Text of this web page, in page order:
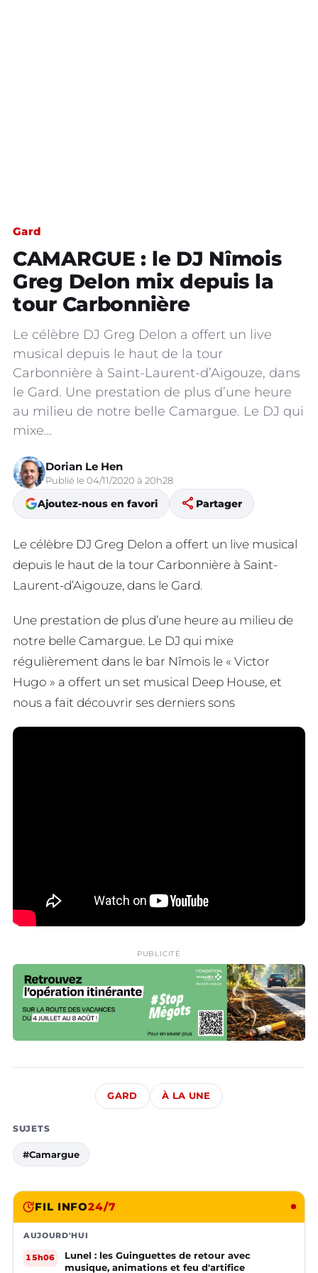
Gard
CAMARGUE : le DJ Nîmois
Greg Delon mix depuis la
tour Carbonnière
Le célèbre DJ Greg Delon a offert un live
musical depuis le haut de la tour
Carbonnière à Saint-Laurent-d’Aigouze, dans
le Gard. Une prestation de plus d’une heure
au milieu de notre belle Camargue. Le DJ qui
mixe…
Dorian Le Hen
Publié le 04/11/2020 à 20h28
Ajoutez-nous en favori share Partager
Le célèbre DJ Greg Delon a offert un live musical
depuis le haut de la tour Carbonnière à Saint-
Laurent-d’Aigouze, dans le Gard.
Une prestation de plus d’une heure au milieu de
notre belle Camargue. Le DJ qui mixe
régulièrement dans le bar Nîmois le « Victor
Hugo » a offert un set musical Deep House, et
nous a fait découvrir ses derniers sons
PUBLICITÉ
GARD À LA UNE
SUJETS
#Camargue
FIL INFO24/7
AUJOURD'HUI
15h06
Lunel : les Guinguettes de retour avec
musique, animations et feu d'artifice